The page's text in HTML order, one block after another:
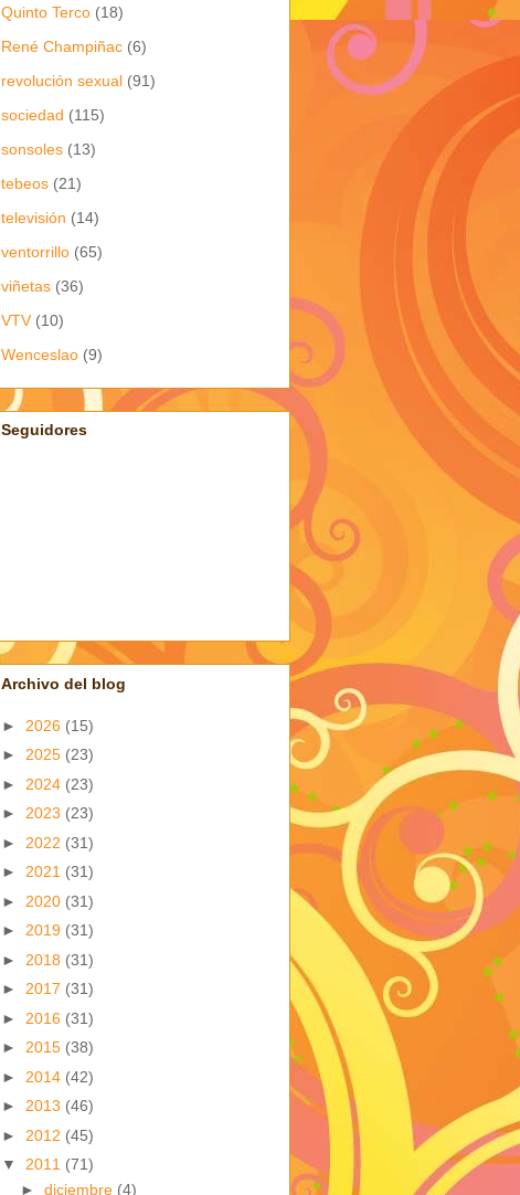
Quinto Terco (18)
René Champiñac (6)
revolución sexual (91)
sociedad (115)
sonsoles (13)
tebeos (21)
televisión (14)
ventorrillo (65)
viñetas (36)
VTV (10)
Wenceslao (9)
Seguidores
Archivo del blog
► 2026 (15)
► 2025 (23)
► 2024 (23)
► 2023 (23)
► 2022 (31)
► 2021 (31)
► 2020 (31)
► 2019 (31)
► 2018 (31)
► 2017 (31)
► 2016 (31)
► 2015 (38)
► 2014 (42)
► 2013 (46)
► 2012 (45)
▼ 2011 (71)
► diciembre (4)